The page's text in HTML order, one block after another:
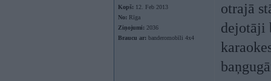
Kopš: 12. Feb 2013
No: Rīga
Ziņojumi: 2036
Braucu ar: banderomobīli 4x4
otrajā
dejotāji